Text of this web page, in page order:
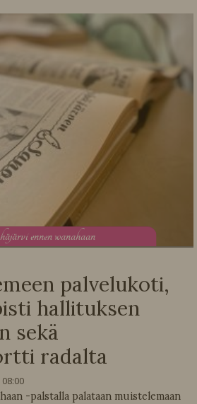
ennen wanahaan
palvelukoti,
hallituksen
sekä
radalta
08:00
-palstalla palataan muistelemaan